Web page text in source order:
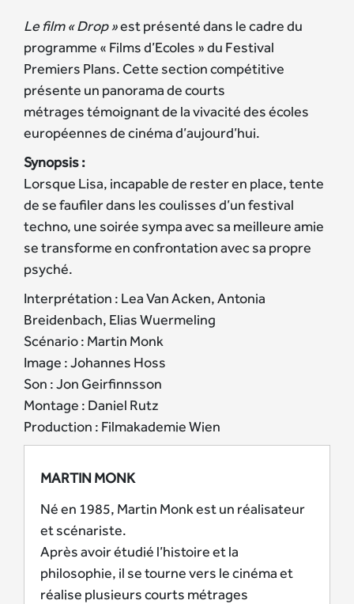
Le film « Drop »est présenté dans le cadre du
programme « Films d’Ecoles » du Festival
Premiers Plans. Cette section compétitive
présente un panorama de courts
métrages témoignant de la vivacité des écoles
européennes de cinéma d’aujourd’hui.
Synopsis :
Lorsque Lisa, incapable de rester en place, tente
de se faufiler dans les coulisses d’un festival
techno, une soirée sympa avec sa meilleure amie
se transforme en confrontation avec sa propre
psyché.
Interprétation : Lea Van Acken, Antonia
Breidenbach, Elias Wuermeling
Scénario : Martin Monk
Image : Johannes Hoss
Son : Jon Geirfinnsson
Montage : Daniel Rutz
Production : Filmakademie Wien
MARTIN MONK
Né en 1985, Martin Monk est un réalisateur
et scénariste.
Après avoir étudié l’histoire et la
philosophie, il se tourne vers le cinéma et
réalise plusieurs courts métrages